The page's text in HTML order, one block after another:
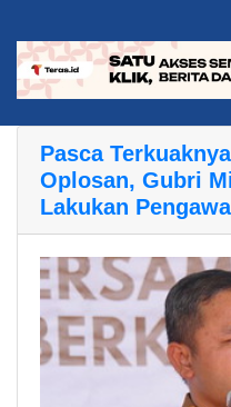
Pasca
Oplosan, Gubri
Lakukan